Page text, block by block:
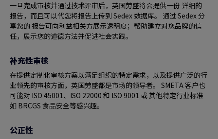
一旦完成审核并通过技术评审后，英国劳盛将会提供一份 详细的
报告，而且可以代您将报告上传到 Sedex 数据库。 通过 Sedex 分
享您的 报告可向利益相关方展示透明度；帮助建立对您品牌的信
任，展示您的道德方法并促进社会实践。
补充性审核
在提供定制化审核方案以满足组织的特定需求，以及提供广泛的行
业领先的审核方面，英国劳盛都是市场的领导者。 SMETA 客户也
可能对 ISO 45001、ISO 22000 和 ISO 9001 或 其他特定行业标准
如 BRCGS 食品安全等感兴趣。
公正性